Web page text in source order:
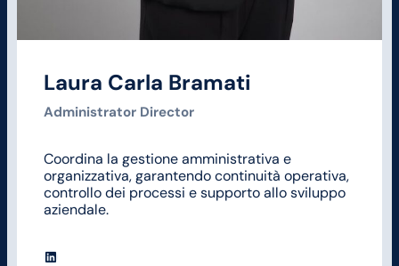
Laura Carla Bramati
Administrator Director
Coordina la gestione amministrativa e
organizzativa, garantendo continuità operativa,
controllo dei processi e supporto allo sviluppo
aziendale.
LinkedIn